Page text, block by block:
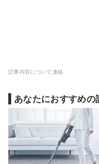
記事内容について連絡
あなたにおすすめの